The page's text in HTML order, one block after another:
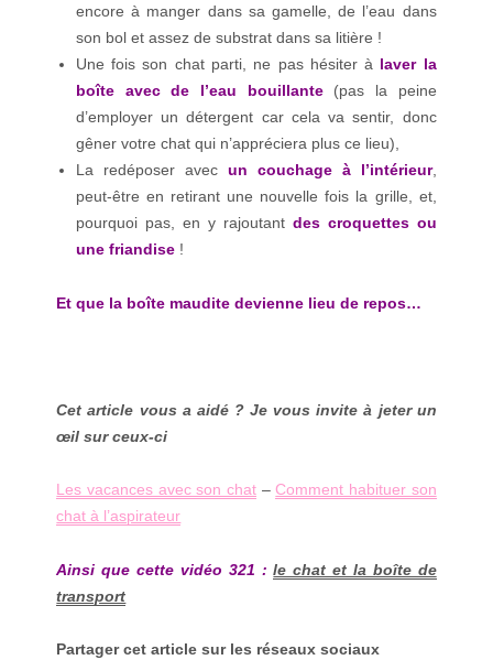
encore à manger dans sa gamelle, de l’eau dans
son bol et assez de substrat dans sa litière !
Une fois son chat parti, ne pas hésiter à laver la
boîte avec de l’eau
bouillante(pas la peine
d’employer un détergent car cela va sentir, donc
gêner votre chat qui n’appréciera plus ce lieu),
La redéposer avec un couchage à l’intérieur,
peut-être en retirant une nouvelle fois la grille, et,
pourquoi pas, en y rajoutant des croquettes ou
une friandise!
Et que la boîte maudite devienne lieu de repos…
Cet article vous a aidé ? Je vous invite à jeter un
œil sur ceux-ci
Les vacances avec son chat – Comment habituer son
chat à l’aspirateur
Ainsi que cette vidéo 321 : le chat et la boîte de
transport
Partager cet article sur les réseaux sociaux